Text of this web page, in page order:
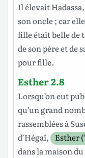
IlélevaitHadassa
sononcle; car
filleétaitbellede
de sonpèreet de
pourfille.
Esther 2.8
Lorsqu’on eut
qu’un grand
rassembléesà
d’Hégaï, Esther
dans lamaisondu